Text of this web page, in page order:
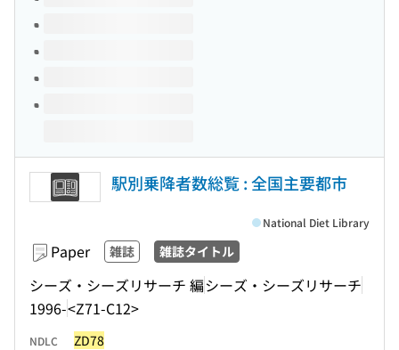
駅別乗降者数総覧 : 全国主要都市
Paper 雑誌 雑誌タイトル
シーズ・シーズリサーチ 編シーズ・シーズリサーチ
1996-<Z71-C12>
National Diet Library
NDLC ZD78